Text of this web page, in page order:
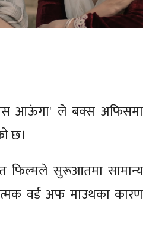
आऊंगा' ले बक्स अफिसमा
छ।
फिल्मले सुरूआतमा सामान्य
वर्ड अफ माउथका कारण